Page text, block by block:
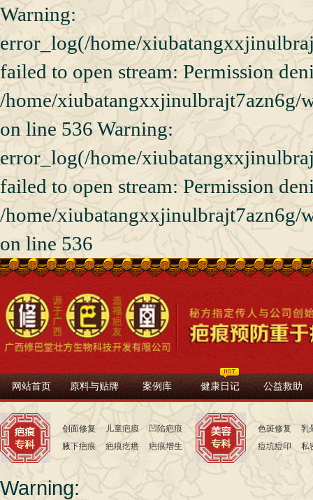
Warning:
error_log(/home/
failed to open stream: Permission
/home/xiubatangxxjinulbrajt7azn6g/
on line 536 Warning:
error_log(/home/
failed to open stream: Permission
/home/xiubatangxxjinulbrajt7azn6g/
on line 536
网站首页 原料与贴牌 案例库 健康日记 公益救助
创面修复 儿童疤痕
凹陷疤痕
腋下疤痕
疤痕疙瘩 疤痕增生
色斑修复
乳
痘坑痘印
私
Warning: